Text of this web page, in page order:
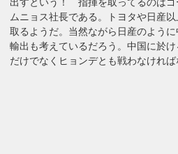
ムニョス社長である。トヨタや日産
取るようだ。当然ながら日産のよう
輸出も考えているだろう。中国に於
だけでなくヒョンデとも戦わなければ